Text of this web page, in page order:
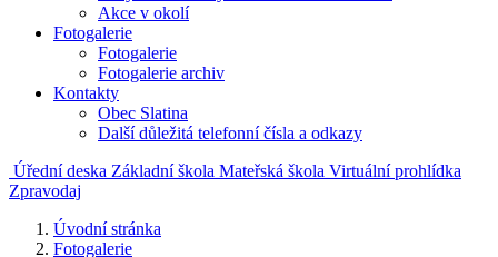
Akce v okolí
Fotogalerie
Fotogalerie
Fotogalerie archiv
Kontakty
Obec Slatina
Další důležitá telefonní čísla a odkazy
Úřední deska Základní škola Mateřská škola Virtuální prohlídka
Zpravodaj
Úvodní stránka
Fotogalerie